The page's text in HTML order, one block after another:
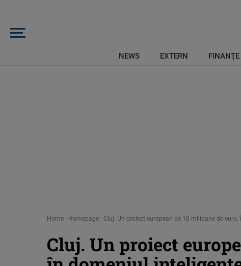
NEWS EXTERN
Home - Homepage - Cluj. Un proiect european de 10 milioane de
Cluj. Un proiect